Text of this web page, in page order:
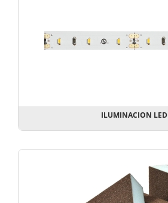
ILUMINACION LED